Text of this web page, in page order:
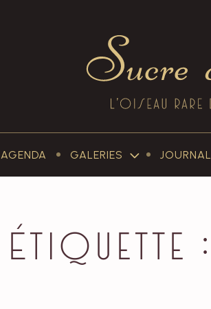
–
AGENDA GALERIES JOURNAL
Étiquette :